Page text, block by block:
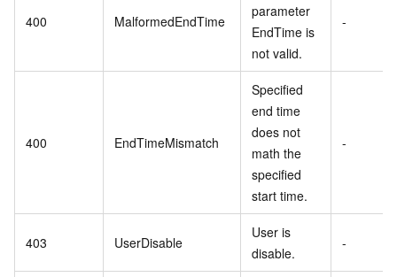
400 MalformedEndTime
parameter
EndTime is
not valid.
-
400 EndTimeMismatch
Specified
end time
does not
math the
specified
start time.
-
403 UserDisable
User is
disable.
-